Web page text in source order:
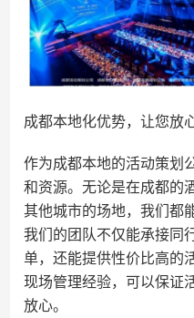
成都本地化优势，让您放
作为成都本地的活动策划
和资源。无论是在成都的
其他城市的场地，我们都
我们的团队不仅能承接同
单，还能提供性价比高的
现场管理经验，可以保证
放心。